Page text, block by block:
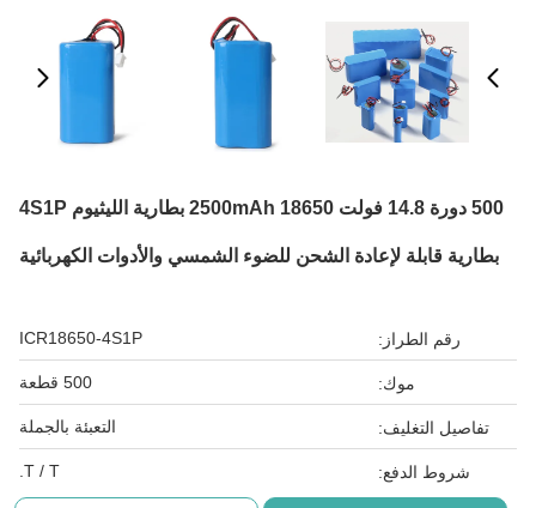
500 دورة 14.8 فولت 2500mAh 18650 بطارية الليثيوم 4S1P
بطارية قابلة لإعادة الشحن للضوء الشمسي والأدوات الكهربائية
رقم الطراز: ICR18650-4S1P
موك: 500 قطعة
تفاصيل التغليف: التعبئة بالجملة
شروط الدفع: T / T.